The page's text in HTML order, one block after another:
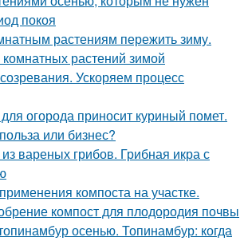
покоя
растениям пережить зиму.
растений зимой
Ускоряем процесс
огорода приносит куриный помет.
или бизнес?
вареных грибов. Грибная икра с
компоста на участке.
компост для плодородия почвы
осенью. Топинамбур: когда